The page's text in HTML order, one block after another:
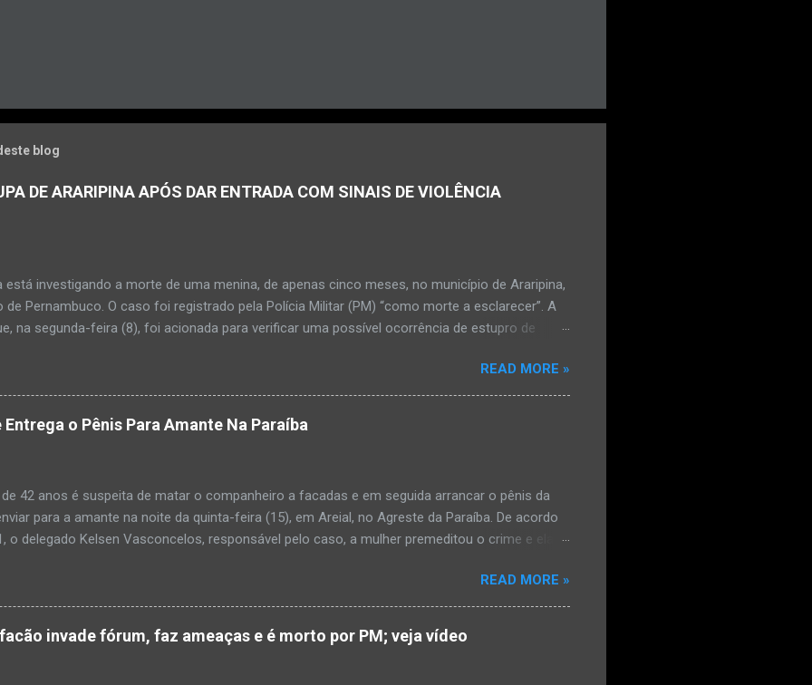
blog
DE ARARIPINA APÓS DAR ENTRADA COM SINAIS DE VIOLÊNCIA
está investigando a morte de uma menina, de apenas cinco meses, no município de Araripina,
de Pernambuco. O caso foi registrado pela Polícia Militar (PM) “como morte a esclarecer”. A
na segunda-feira (8), foi acionada para verificar uma possível ocorrência de estupro de
da PM mostra que, segundo informações passadas pela equipe médica, a vítima estava
de desidratação e desnutrição, além de apresentar ruptura anal e vaginal. Os pais
que a criança estava apresentando, desde sábado (6), alguns sinais de mal-estar. Segundo
pais só levaram a menina para UPA após uma piora no estado de saúde, na segunda-feira pela
O...
READ MORE »
o Pênis Para Amante Na Paraíba
42 anos é suspeita de matar o companheiro a facadas e em seguida arrancar o pênis da
para a amante na noite da quinta-feira (15), em Areial, no Agreste da Paraíba. De acordo
o delegado Kelsen Vasconcelos, responsável pelo caso, a mulher premeditou o crime e ela
manhã desta sexta-feira (16), que antes de cometer o crime, a suspeita também escreveu uma
para o filho mais velho, de 18 anos. “Na carta ela pede para que o filho mais velho, fruto
relacionamento, deixe os dois irmãos mais novos com parentes da família. Ela já havia
todo o crime”. Após matar o companheiro a facadas e cortar o pênis dele, a mulher ainda
READ MORE »
invade fórum, faz ameaças e é morto por PM; veja vídeo